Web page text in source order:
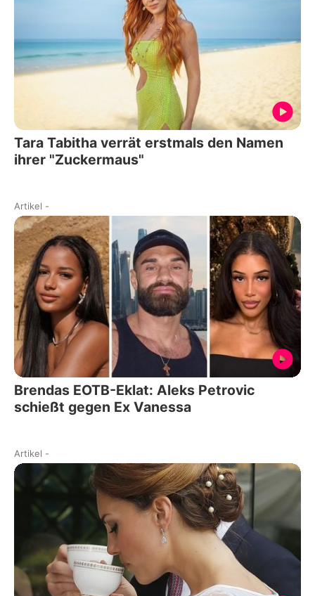
Tara Tabitha verrät erstmals den Namen
ihrer "Zuckermaus"
Artikel -
Brendas EOTB-Eklat: Aleks Petrovic
schießt gegen Ex Vanessa
Artikel -